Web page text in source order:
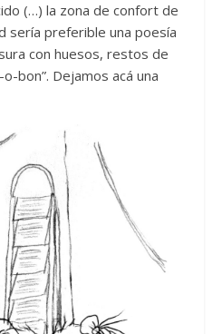
(…) la zona de confort de
sería preferible una poesía
con huesos, restos de
bon”. Dejamos acá una